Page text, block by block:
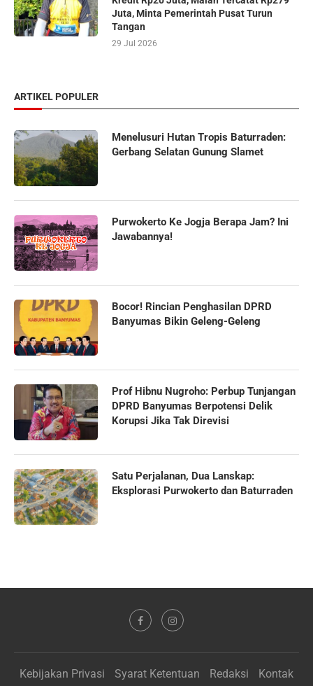
Juta, Minta Pemerintah Pusat Turun
Tangan
29 Jul 2026
ARTIKEL POPULER
Menelusuri Hutan Tropis Baturraden:
Gerbang Selatan Gunung Slamet
Purwokerto Ke Jogja Berapa Jam? Ini
Jawabannya!
Bocor! Rincian Penghasilan DPRD
Banyumas Bikin Geleng-Geleng
Prof Hibnu Nugroho: Perbup Tunjangan
DPRD Banyumas Berpotensi Delik
Korupsi Jika Tak Direvisi
Satu Perjalanan, Dua Lanskap:
Eksplorasi Purwokerto dan Baturraden
Kebijakan Privasi Syarat Ketentuan Redaksi Kontak